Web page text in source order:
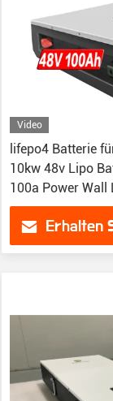
Video
lifepo4 Batterie
10kw 48v Lipo
100a Power Wall
48v 60v
Erhalten